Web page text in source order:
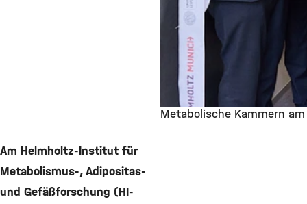
Metabolische Kammern
Am Helmholtz-Institut für
Metabolismus-, Adipositas-
und Gefäßforschung (HI-